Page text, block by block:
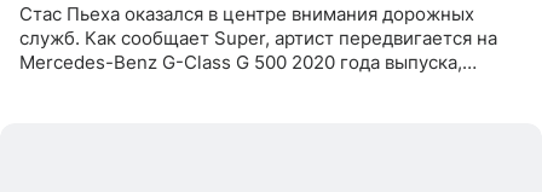
Стас Пьеха оказался в центре внимания дорожных
служб. Как сообщает Super, артист передвигается на
Mercedes-Benz G-Class G 500 2020 года выпуска,